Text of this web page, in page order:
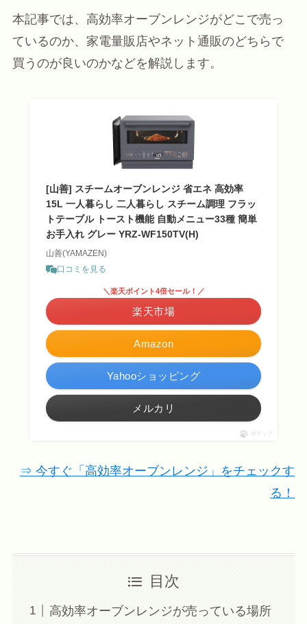
本記事では、高効率オーブンレンジがどこで売っ
ているのか、家電量販店やネット通販のどちらで
買うのが良いのかなどを解説します。
[山善] スチームオーブンレンジ 省エネ 高効率
15L 一人暮らし 二人暮らし スチーム調理 フラッ
トテーブル トースト機能 自動メニュー33種 簡単
お手入れ グレー YRZ-WF150TV(H)
山善(YAMAZEN)
口コミを見る
Amazon
＼楽天ポイント4倍セール！／
楽天市場
Yahooショッピング
メルカリ
ポチップ
⇒ 今すぐ「高効率オーブンレンジ」をチェックす
る！
目次
高効率オーブンレンジが売っている場所